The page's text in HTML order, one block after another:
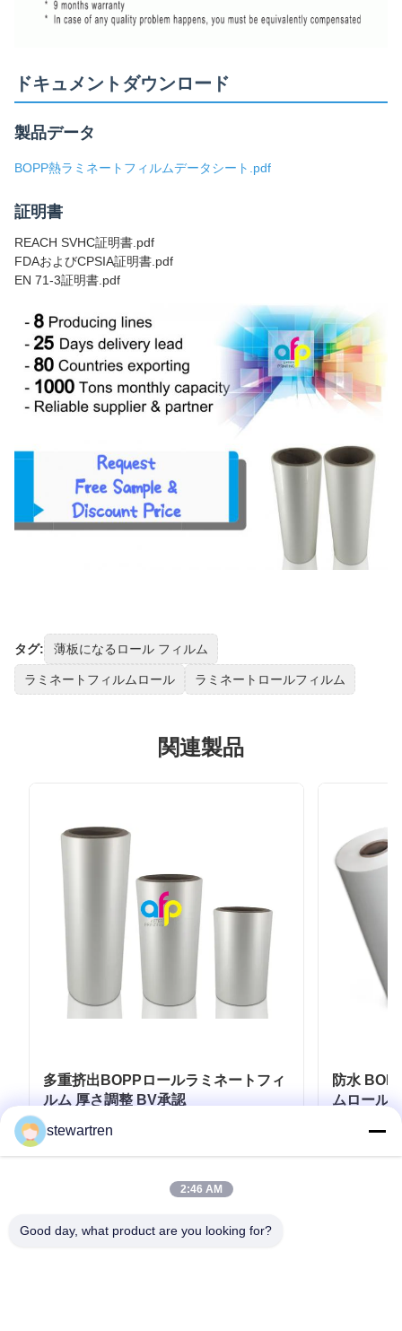
ドキュメントダウンロード
製品データ
BOPP熱ラミネートフィルムデータシート.pdf
証明書
REACH SVHC証明書.pdf
FDAおよびCPSIA証明書.pdf
EN 71-3証明書.pdf
タグ: 薄板になるロール フィルム
ラミネートフィルムロール ラミネートロールフィルム
関連製品
多重挤出BOPPロールラミネートフィ
ルム 厚さ調整 BV承認
防水
ムロール
クロン
stewartren
2:46 AM
Good day, what product are you looking for?